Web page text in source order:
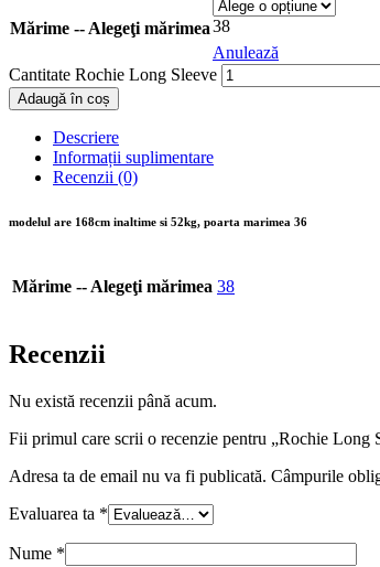
Mărime -- Alegeţi mărimea38
Anulează
Cantitate Rochie Long Sleeve
Adaugă în coș
Descriere
Informații suplimentare
Recenzii (0)
modelul are 168cm inaltime si 52kg, poarta marimea 36
Mărime -- Alegeţi mărimea 38
Recenzii
Nu există recenzii până acum.
Fii primul care scrii o recenzie pentru „Rochie Long
Adresa ta de email nu va fi publicată. Câmpurile
Evaluarea ta *
Nume *